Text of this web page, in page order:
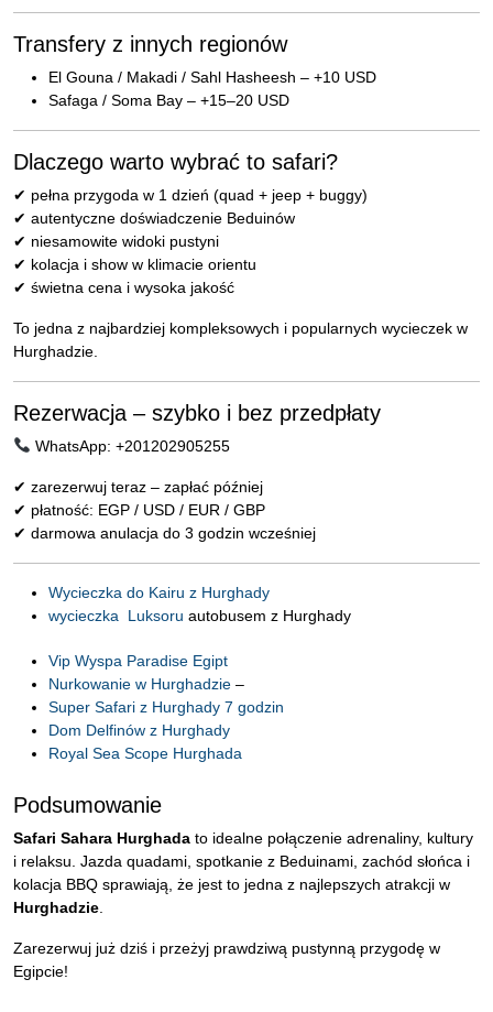
Transfery z innych regionów
El Gouna / Makadi / Sahl Hasheesh – +10 USD
Safaga / Soma Bay – +15–20 USD
Dlaczego warto wybrać to safari?
✔ pełna przygoda w 1 dzień (quad + jeep + buggy)
✔ autentyczne doświadczenie Beduinów
✔ niesamowite widoki pustyni
✔ kolacja i show w klimacie orientu
✔ świetna cena i wysoka jakość
To jedna z najbardziej kompleksowych i popularnych wycieczek w
Hurghadzie.
Rezerwacja – szybko i bez przedpłaty
WhatsApp: +201202905255
✔ zarezerwuj teraz – zapłać później
✔ płatność: EGP / USD / EUR / GBP
✔ darmowa anulacja do 3 godzin wcześniej
Wycieczka do Kairu z Hurghady
wycieczka Luksoru autobusem z Hurghady
Vip Wyspa Paradise Egipt
Nurkowanie w Hurghadzie –
Super Safari z Hurghady 7 godzin
Dom Delfinów z Hurghady
Royal Sea Scope Hurghada
Podsumowanie
Safari Sahara Hurghada to idealne połączenie adrenaliny, kultury
i relaksu. Jazda quadami, spotkanie z Beduinami, zachód słońca i
kolacja BBQ sprawiają, że jest to jedna z najlepszych atrakcji w
Hurghadzie
Zarezerwuj już dziś i przeżyj prawdziwą pustynną przygodę w
Egipcie!